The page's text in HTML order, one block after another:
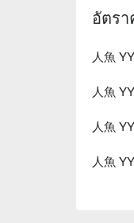
อัตร
人魚
人魚
人魚
人魚